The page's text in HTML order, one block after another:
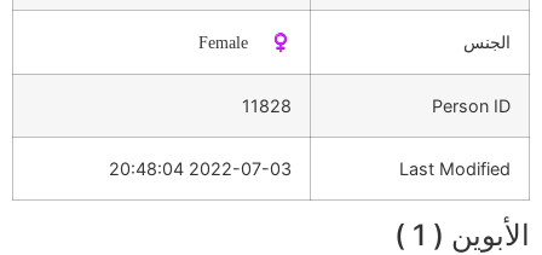
الجنس ♀️ Female
Person ID
11828
Last Modified
2022-07-03 20:48:04
الأبوين ( 1 )